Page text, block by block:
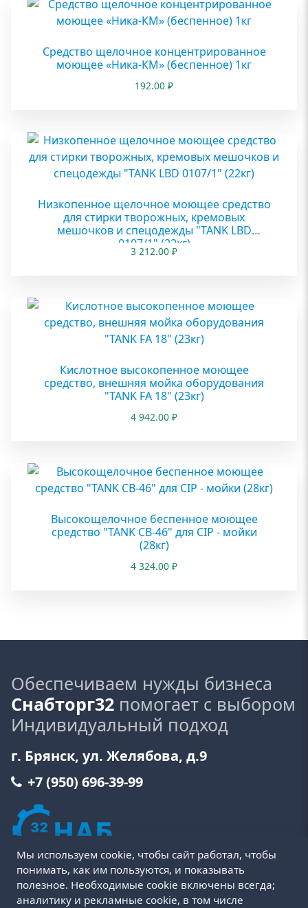
Средство щелочное концентрированное
моющее «Ника-КМ» (беспенное) 1кг
192.00 ₽
Низкопенное щелочное моющее средство
для стирки творожных, кремовых
мешочков и спецодежды "TANK LBD
0107/1" (22кг)
3 212.00 ₽
Кислотное высокопенное моющее
средство, внешняя мойка оборудования
"TANK FA 18" (23кг)
4 942.00 ₽
Высокощелочное беспенное моющее
средство "TANK CB-46" для CIP - мойки
(28кг)
4 324.00 ₽
Обеспечиваем нужды бизнеса
Снабторг32 помогает с выбором
Индивидуальный подход
г. Брянск, ул. Желябова, д.9
+7 (950) 696-39-99
Мы используем cookie, чтобы сайт работал, чтобы
понимать, как им пользуются, и показывать
полезное. Необходимые cookie включены всегда;
аналитику и рекламные cookie, в том числе